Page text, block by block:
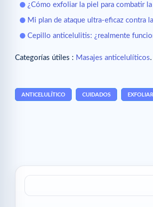
¿Cómo exfoliar la piel para combatir
Mi plan de ataque ultra-eficaz contra
Cepillo anticelulitis: ¿realmente
Categorías útiles : Masajes anticelulíticos.
ANTICELULÍTICO CUIDADOS EXFOLIAR